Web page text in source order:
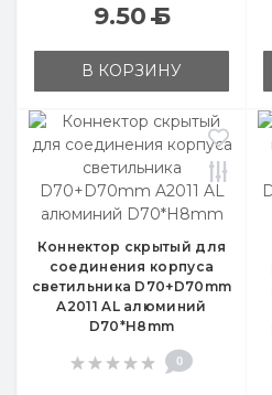
9.50Б
В КОРЗИНУ
Коннектор скрытый для
соединения корпуса
светильника D70+D70mm
A2011 AL алюминий
D70*H8mm
0